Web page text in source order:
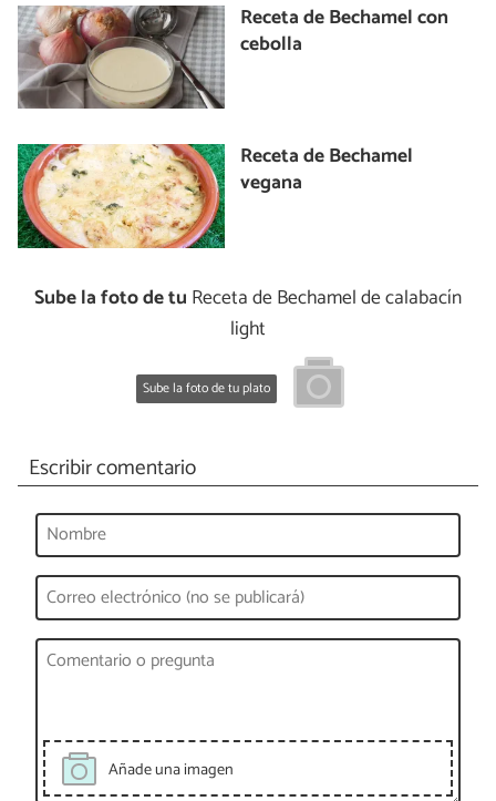
Receta de Bechamel con
cebolla
Receta de Bechamel
vegana
Sube la foto de tu Receta de Bechamel de calabacín
light
Sube la foto de tu plato
Escribir comentario
Añade una imagen